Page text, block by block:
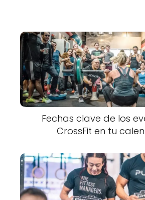
Fechas clave de los
CrossFit en tu